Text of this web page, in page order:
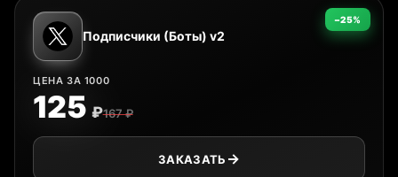
−25%
Подписчики (Боты) v2
ЦЕНА ЗА 1000
167 ₽
125 ₽
ЗАКАЗАТЬ